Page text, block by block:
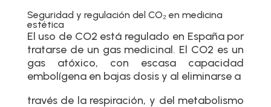
Seguridad y regulación del CO₂ en medicina
estética
El uso de CO2 está regulado en España por
tratarse de un gas medicinal. El CO2 es un
gas atóxico, con escasa capacidad
embolígena en bajas dosis y al eliminarse a
través de la respiración, y del metabolismo